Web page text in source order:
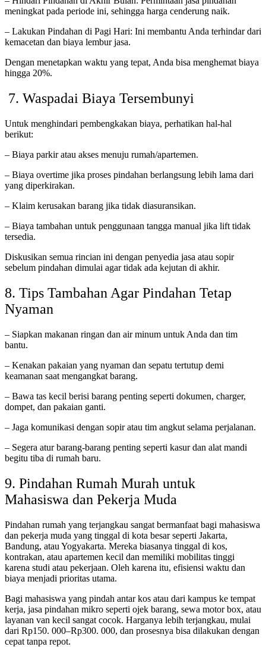
meningkat pada periode ini, sehingga harga cenderung naik.
– Lakukan Pindahan di Pagi Hari: Ini membantu Anda terhindar dari
kemacetan dan biaya lembur jasa.
Dengan menetapkan waktu yang tepat, Anda bisa menghemat biaya
hingga 20%.
7. Waspadai Biaya Tersembunyi
Untuk menghindari pembengkakan biaya, perhatikan hal-hal
berikut:
– Biaya parkir atau akses menuju rumah/apartemen.
– Biaya overtime jika proses pindahan berlangsung lebih lama dari
yang diperkirakan.
– Klaim kerusakan barang jika tidak diasuransikan.
– Biaya tambahan untuk penggunaan tangga manual jika lift tidak
tersedia.
Diskusikan semua rincian ini dengan penyedia jasa atau sopir
sebelum pindahan dimulai agar tidak ada kejutan di akhir.
8. Tips Tambahan Agar Pindahan Tetap
Nyaman
– Siapkan makanan ringan dan air minum untuk Anda dan tim
bantu.
– Kenakan pakaian yang nyaman dan sepatu tertutup demi
keamanan saat mengangkat barang.
– Bawa tas kecil berisi barang penting seperti dokumen, charger,
dompet, dan pakaian ganti.
– Jaga komunikasi dengan sopir atau tim angkut selama perjalanan.
– Segera atur barang-barang penting seperti kasur dan alat mandi
begitu tiba di rumah baru.
9. Pindahan Rumah Murah untuk
Mahasiswa dan Pekerja Muda
Pindahan rumah yang terjangkau sangat bermanfaat bagi mahasiswa
dan pekerja muda yang tinggal di kota besar seperti Jakarta,
Bandung, atau Yogyakarta. Mereka biasanya tinggal di kos,
kontrakan, atau apartemen kecil dan memiliki mobilitas tinggi
karena studi atau pekerjaan. Oleh karena itu, efisiensi waktu dan
biaya menjadi prioritas utama.
Bagi mahasiswa yang pindah antar kos atau dari kampus ke tempat
kerja, jasa pindahan mikro seperti ojek barang, sewa motor box, atau
layanan van kecil sangat cocok. Harganya lebih terjangkau, mulai
dari Rp150. 000–Rp300. 000, dan prosesnya bisa dilakukan dengan
cepat tanpa repot.